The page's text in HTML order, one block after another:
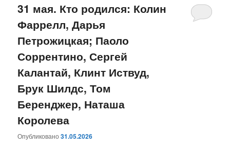
основному
содержимому
дополнительному
содержимому
31 мая. Кто родился: Колин
Фаррелл, Дарья
Петрожицкая; Паоло
Соррентино, Сергей
Калантай, Клинт Иствуд,
Брук Шилдс, Том
Беренджер, Наташа
Королева
Опубликовано31.05.2026